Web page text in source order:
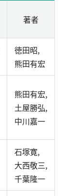
著者
徳田昭,
熊田有宏
熊田有宏,
土屋勝弘,
中川嘉一
石塚寛,
大西敬三,
千葉隆一